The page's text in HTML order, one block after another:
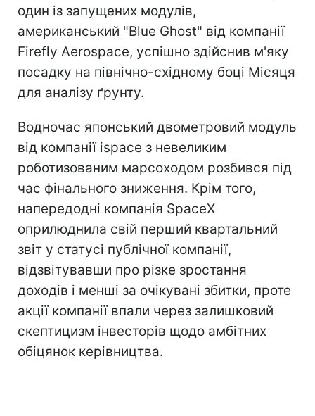
один із запущених модулів,
американський "Blue Ghost" від компанії
Firefly Aerospace, успішно здійснив м'яку
посадку на північно-східному боці Місяця
для аналізу ґрунту.
Водночас японський двометровий модуль
від компанії ispace з невеликим
роботизованим марсоходом розбився під
час фінального зниження. Крім того,
напередодні компанія SpaceX
оприлюднила свій перший квартальний
звіт у статусі публічної компанії,
відзвітувавши про різке зростання
доходів і менші за очікувані збитки, проте
акції компанії впали через залишковий
скептицизм інвесторів щодо амбітних
обіцянок керівництва.